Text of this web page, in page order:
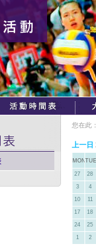
您在此：
上一日
MONTUE
27 28
3 4
10 11
17 18
24 25
1 2